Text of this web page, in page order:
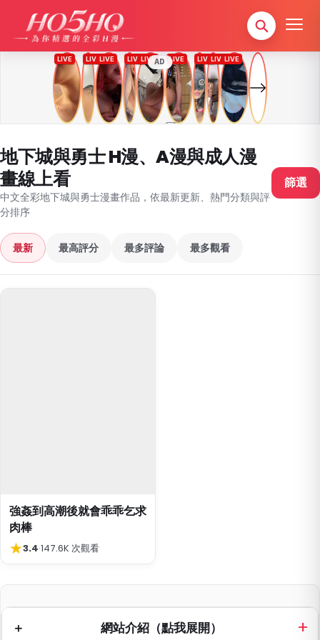
AD
地下城與勇士 H漫、A漫與成人漫
畫線上看
中文全彩地下城與勇士漫畫作品，依最新更新、熱門分類與評
分排序
篩選
最新 最高評分 最多評論 最多觀看
強姦到高潮後就會乖乖乞求
肉棒
★3.4·147.6K 次觀看
網站介紹（點我展開）